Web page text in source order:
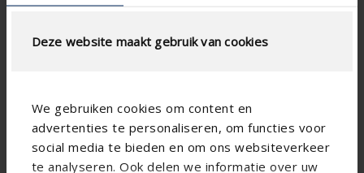
Deze website maakt gebruik van cookies
We gebruiken cookies om content en
advertenties te personaliseren, om functies voor
social media te bieden en om ons websiteverkeer
te analyseren. Ook delen we informatie over uw